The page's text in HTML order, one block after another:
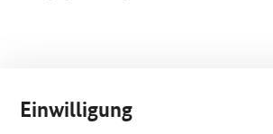
Einwilligung